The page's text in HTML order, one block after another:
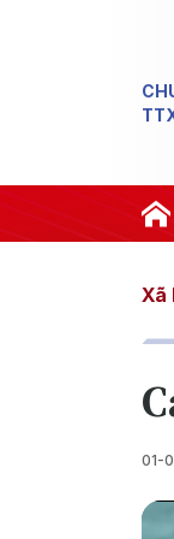
#Hội
Xã
01-